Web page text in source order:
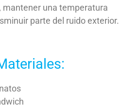
mantener una temperatura
parte del ruido exterior.